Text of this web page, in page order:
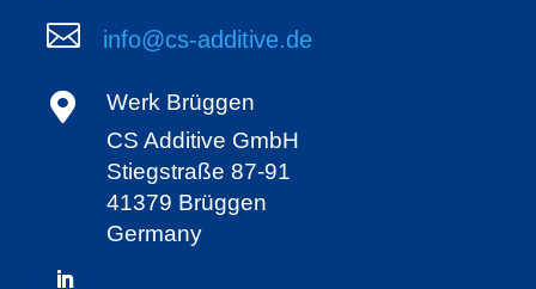
 info@cs-additive.de

Werk Brüggen
CS Additive GmbH
Stiegstraße 87-91
41379 Brüggen
Germany